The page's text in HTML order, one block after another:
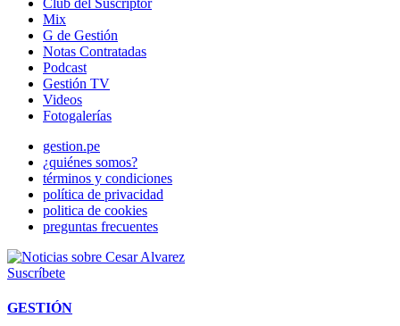
Club del Suscriptor
Mix
G de Gestión
Notas Contratadas
Podcast
Gestión TV
Videos
Fotogalerías
gestion.pe
¿quiénes somos?
términos y condiciones
política de privacidad
politica de cookies
preguntas frecuentes
Suscríbete
GESTIÓN